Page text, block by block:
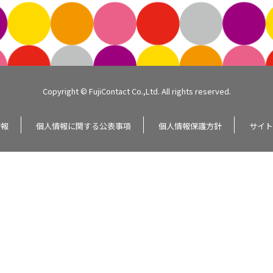
Copyright © FujiContact Co.,Ltd. All rights reserved.
個人情報に関する公表事項 個人情報保護方針 サイ